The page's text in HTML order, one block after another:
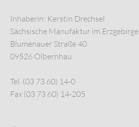
Inhaberin: Kerstin Drechsel
Sächsische Manufaktur im Erzgebirge
Blumenauer Straße 40
09526 Olbernhau
Tel. (03 73 60) 14-0
Fax (03 73 60) 14-205